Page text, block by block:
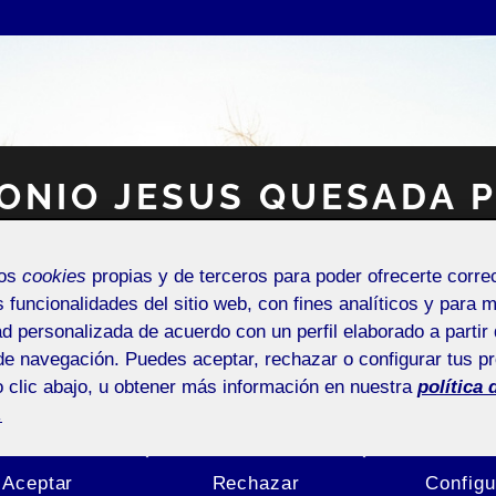
JESUS QUESADA
Espacio Personal
cookies propias y de terceros para poder ofrecerte
funcionalidades del sitio web, con fines analíticos y para
personalizada de acuerdo con un perfil elaborado a partir
navegación. Puedes aceptar, rechazar o configurar tus
clic abajo, u obtener más información en nuestra política
Rechazar
Aceptar